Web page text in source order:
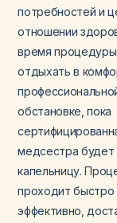
потребностей и
отношении
время
отдыхать в
обстановке, пока
медсестра будет
капельницу.
проходит быстро
эффективно,